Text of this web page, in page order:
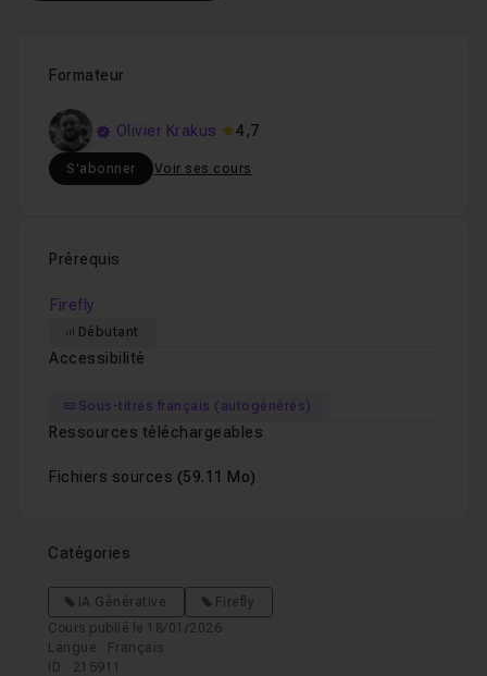
Formateur
Olivier Krakus 4,7
S'abonner Voir ses cours
Prérequis
Firefly
Débutant
Accessibilité
Sous-titres français (autogénérés)
Ressources téléchargeables
Fichiers sources (59.11 Mo)
Catégories
IA Générative
Firefly
Cours publié le 18/01/2026
Langue : Français
ID : 215911